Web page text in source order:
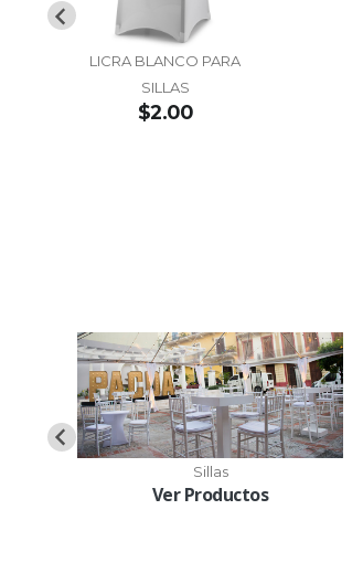
LICRA BLANCO PARA
SILLAS
$2.00
Sillas
Ver Productos